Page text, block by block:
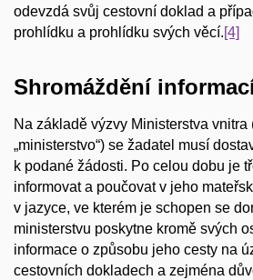
odevzdá svůj cestovní doklad a
prohlídku a prohlídku svých věcí.[4]
Shromáždění
Na základě výzvy Ministerstva vnitra
„ministerstvo“) se žadatel musí
k podané žádosti. Po celou dobu je
informovat a poučovat v jeho
v jazyce, ve kterém je schopen se
ministerstvu poskytne kromě svých
informace o způsobu jeho cesty na
cestovních dokladech a zejména